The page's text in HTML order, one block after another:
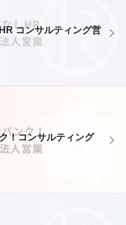
コンサルティング営
！コンサルティング